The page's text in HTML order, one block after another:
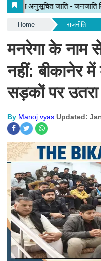
Home राजनीति
मनरेगा के नाम
नहीं: बीकानेर
सड़कों पर उतरा
By Manoj vyas Updated: